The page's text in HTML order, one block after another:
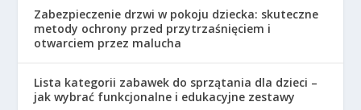
Zabezpieczenie drzwi w pokoju dziecka: skuteczne
metody ochrony przed przytrzaśnięciem i
otwarciem przez malucha
Lista kategorii zabawek do sprzątania dla dzieci –
jak wybrać funkcjonalne i edukacyjne zestawy